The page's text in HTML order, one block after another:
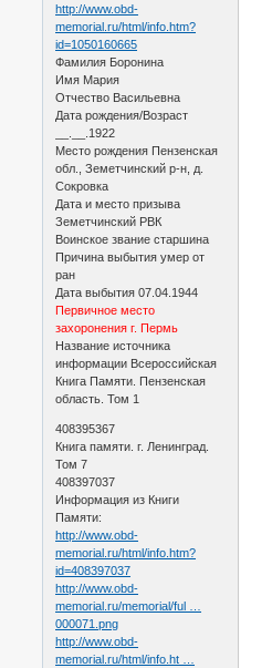
http://www.obd-
memorial.ru/html/info.htm?
id=1050160665
Фамилия Боронина
Имя Мария
Отчество Васильевна
Дата рождения/Возраст
__.__.1922
Место рождения Пензенская
обл., Земетчинский р-н, д.
Сокровка
Дата и место призыва
Земетчинский РВК
Воинское звание старшина
Причина выбытия умер от
ран
Дата выбытия 07.04.1944
Первичное место
захоронения г. Пермь
Название источника
информации Всероссийская
Книга Памяти. Пензенская
область. Том 1
408395367
Книга памяти. г. Ленинград.
Том 7
408397037
Информация из Книги
Памяти:
http://www.obd-
memorial.ru/html/info.htm?
id=408397037
http://www.obd-
memorial.ru/memorial/ful …
000071.png
http://www.obd-
memorial.ru/html/info.ht …